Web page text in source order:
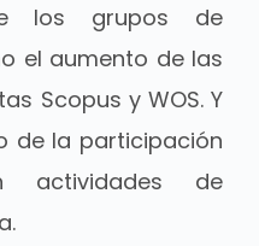
los grupos de
el aumento de las
Scopus y WOS. Y
de la participación
actividades de